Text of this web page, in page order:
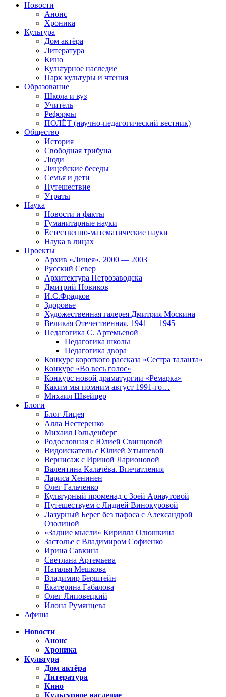
Новости
Анонс
Хроника
Культура
Дом актёра
Литература
Кино
Культурное наследие
Парк культуры и чтения
Образование
Школа и вуз
Учитель
Реформы
ПОЛЁТ (научно-педагогический вестник)
Общество
История
Свободная трибуна
Люди
Лицейские беседы
Семья и дети
Путешествие
Утраты
Наука
Новости и факты
Гуманитарные науки
Естественно-математические науки
Наука в лицах
Проекты
Архив «Лицея». 2000 — 2003
Русский Север
Архитектура Петрозаводска
Дмитрий Новиков
И.С.Фрадков
Здоровье
Художественная галерея Дмитрия Москина
Великая Отечественная. 1941 — 1945
Педагогика С. Артемьевой
Педагогика школы
Педагогика двора
Конкурс короткого рассказа «Сестра таланта»
Конкурс «Во весь голос»
Конкурс новой драматургии «Ремарка»
Каким мы помним август 1991-го…
Михаил Швейцер
Блоги
Блог Лицея
Алла Нестеренко
Михаил Гольденберг
Родословная с Юлией Свинцовой
Видоискатель с Юлией Утышевой
Вернисаж с Ириной Ларионовой
Валентина Калачёва. Впечатления
Лариса Хенинен
Олег Гальченко
Культурный променад с Зоей Арнаутовой
Путешествуем с Лидией Винокуровой
Лазурный Берег без пафоса с Александрой
Озолиной
«Задние мысли» Кирилла Олюшкина
Застолье с Владимиром Софиенко
Ирина Савкина
Светлана Артемьева
Наталья Мешкова
Владимир Берштейн
Екатерина Габалова
Олег Липовецкий
Илона Румянцева
Афиша
Новости
Анонс
Хроника
Культура
Дом актёра
Литература
Кино